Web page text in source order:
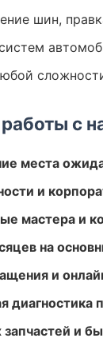
шин,
с
места
и
мастера и
на
и
диагностика
и